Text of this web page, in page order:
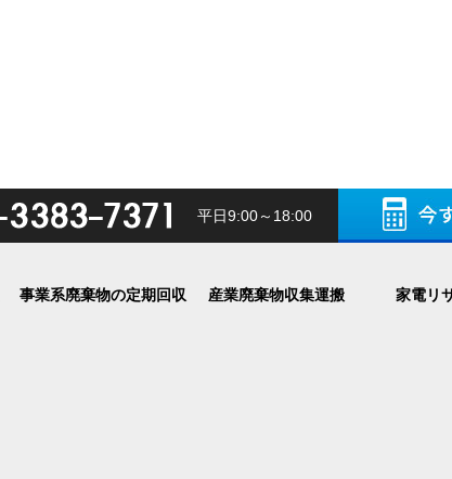
平日9:00～18:00
事業系廃棄物の定期回収 産業廃棄物収集運搬 家電リ